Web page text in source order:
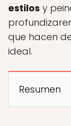
estilos y
que hacen
ideal.
Resumen